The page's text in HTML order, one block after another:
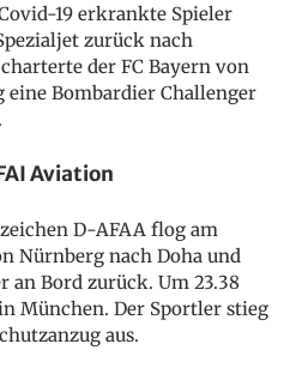
19 erkrankte Spieler
zurück nach
der FC Bayern von
eine Bombardier Challenger
Aviation
D-AFAA flog am
Nürnberg nach Doha und
an Bord zurück. Um 23.38
München. Der Sportler stieg
aus.